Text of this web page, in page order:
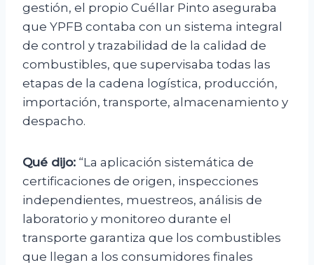
gestión, el propio Cuéllar Pinto aseguraba
que YPFB contaba con un sistema integral
de control y trazabilidad de la calidad de
combustibles, que supervisaba todas las
etapas de la cadena logística, producción,
importación, transporte, almacenamiento y
despacho.
Qué dijo: “La aplicación sistemática de
certificaciones de origen, inspecciones
independientes, muestreos, análisis de
laboratorio y monitoreo durante el
transporte garantiza que los combustibles
que llegan a los consumidores finales